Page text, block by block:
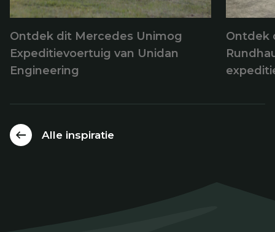
Ontdek dit Mercedes Unimog
Expeditievoertuig van Unidan
Engineering
Ontdek
Alle inspiratie